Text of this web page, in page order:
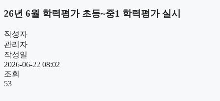
초등부 시간표
중등부 시간표
초등부 입학절차
중등부 입학절차
고등부 입학절차
26년 6월 학력평가 초등~중1 학력평가 실시
작성자
관리자
작성일
2026-06-22 08:02
조회
53